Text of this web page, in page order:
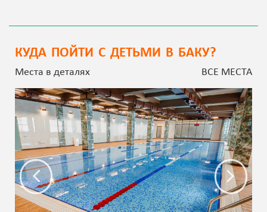
КУДА ПОЙТИ С ДЕТЬМИ В БАКУ?
Места в деталях ВСЕ МЕСТА